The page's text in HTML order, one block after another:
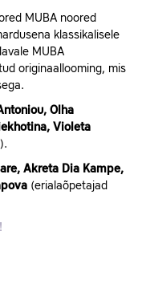
MUBA noored
klassikalisele
MUBA
originaallooming, mis
Olha
Violeta
Akreta Dia Kampe,
(erialaõpetajad